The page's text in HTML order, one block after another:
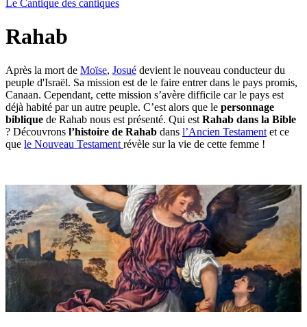
Le Cantique des cantiques
Rahab
Après la mort de Moïse, Josué devient le nouveau conducteur du
peuple d'Israël. Sa mission est de le faire entrer dans le pays promis,
Canaan. Cependant, cette mission s’avère difficile car le pays est
déjà habité par un autre peuple. C’est alors que le personnage
biblique de Rahab nous est présenté. Qui est Rahab dans la Bible
? Découvrons l’histoire de Rahab dans l’Ancien Testament et ce
que le Nouveau Testament révèle sur la vie de cette femme !